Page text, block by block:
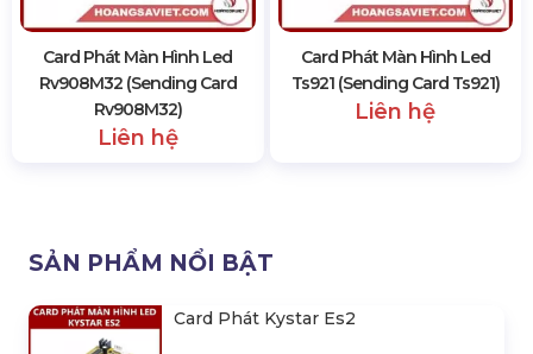
Card Phát Màn Hình Led
Rv908M32 (Sending Card
Rv908M32)
Liên hệ
Card Phát Màn Hình Led
Ts921 (Sending Card Ts921)
Liên hệ
SẢN PHẨM NỔI BẬT
Card Phát Kystar Es2